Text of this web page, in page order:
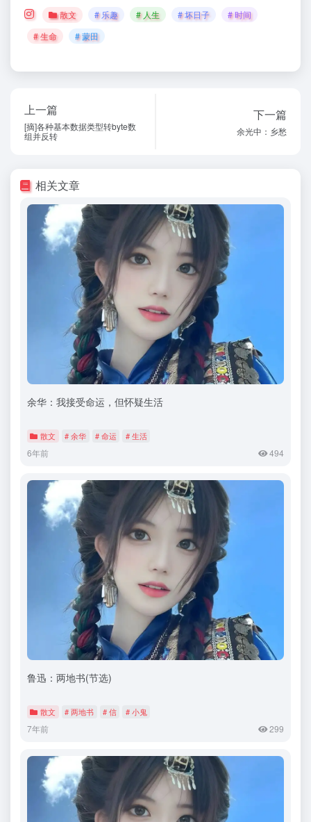
散文 # 乐趣 # 人生 # 坏日子
# 时间
# 生命
# 蒙田
上一篇
[摘]各种基本数据类型转byte数
组并反转
下一篇
余光中：乡愁
相关文章
余华：我接受命运，但怀疑生活
散文 # 余华 # 命运 # 生活
6年前 494
鲁迅：两地书(节选)
散文 # 两地书 # 信 # 小鬼
7年前 299